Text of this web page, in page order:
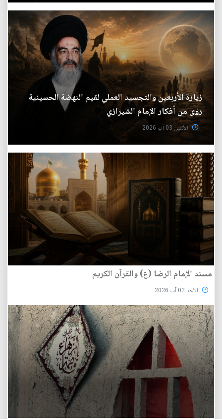
زيارة الأربعين والتجسيد العملي لقيم النهضة الحسينية
رؤى من أفكار الإمام الشيرازي
الأثنين 03 آب 2026
مسند الإمام الرضا (ع) والقرآن الكريم
الأحد 02 آب 2026